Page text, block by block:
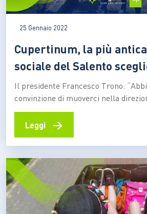
25 Gennaio 2022
Cupertinum, la più
sociale del Salento
sostenibilità
Il presidente Francesco Trono:
convinzione di muoverci nella
sostenibilità ambientale e sociale. E
coinvolgere e sensibilizzare le nuove
Cantina sociale della provincia di
si trova a Copertino, ha…
Leggi →